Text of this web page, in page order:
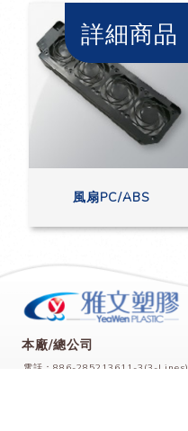
詳細商品
風扇PC/ABS
本廠/總公司
電話：886-285213611-3(3-Lines)